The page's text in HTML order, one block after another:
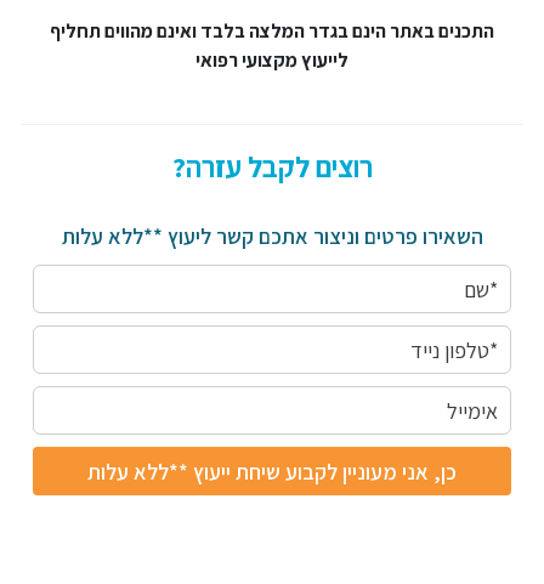
התכנים באתר הינם בגדר המלצה בלבד ואינם מהווים תחליף
לייעוץ מקצועי רפואי
רוצים לקבל עזרה?
השאירו פרטים וניצור אתכם קשר ליעוץ **ללא עלות